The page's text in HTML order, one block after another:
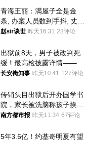
青海王丽：满屋子全是金
条, 办案人员数到手抖, 丈夫
受不了提前离场
赵sir谈世 昨天16:31 23评论
出狱前8天，男子被改判死
缓！最高检披露详情——
长安街知事 昨天10:41 127评论
传销头目出狱后开办国学书
院，家长被洗脑称孩子挨打
才有效果
南方都市报 昨天11:34 67评论
5年3.6亿！约基奇明夏有望